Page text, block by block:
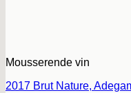
Mousserende vin
2017 Brut Nature,